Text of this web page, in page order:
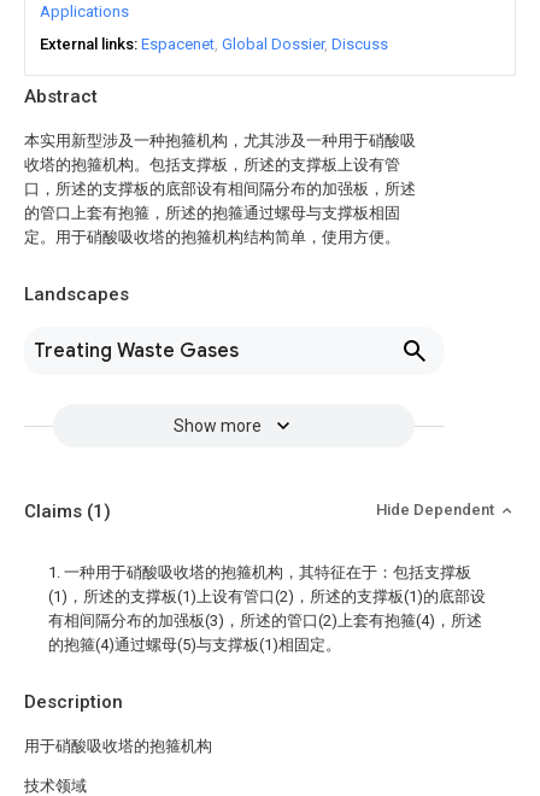
Abstract
本实用新型涉及一种抱箍机构，尤其涉及一种用于硝酸吸
收塔的抱箍机构。包括支撑板，所述的支撑板上设有管
口，所述的支撑板的底部设有相间隔分布的加强板，所述
的管口上套有抱箍，所述的抱箍通过螺母与支撑板相固
定。用于硝酸吸收塔的抱箍机构结构简单，使用方便。
Landscapes
Treating Waste Gases
Show more
Applications
External links Espacenet Global Dossier Discuss
Description
用于硝酸吸收塔的抱箍机构
技术领域
Claims (1) Hide Dependent
1. 一种用于硝酸吸收塔的抱箍机构，其特征在于：包括支撑板
(1)，所述的支撑板(1)上设有管口(2)，所述的支撑板(1)的底部设
有相间隔分布的加强板(3)，所述的管口(2)上套有抱箍(4)，所述
的抱箍(4)通过螺母(5)与支撑板(1)相固定。